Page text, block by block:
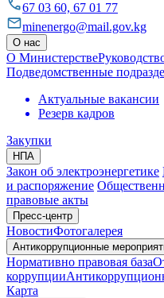
67 03 60, 67 01 77
minenergo@mail.gov.kg
О нас
О Министерстве
Подведомственные
Актуальные вакансии
Резерв кадров
Закупки
НПА
Закон об электроэнергетике
и распоряжение
правовые акты
Пресс-центр
НовостиФотогалерея
Антикоррупционные
Нормативно правовая база
коррупции
Карта